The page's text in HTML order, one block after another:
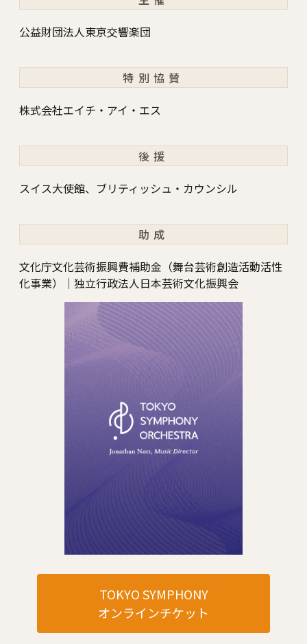
公益財団法人東京交響楽団
特別協賛
株式会社エイチ・アイ・エス
後援
スイス大使館、ブリティッシュ・カウンシル
助成
文化庁文化芸術振興費補助金（舞台芸術創造活動活性
化事業）｜独立行政法人日本芸術文化振興会
TOKYO SYMPHONY
オンラインチケット